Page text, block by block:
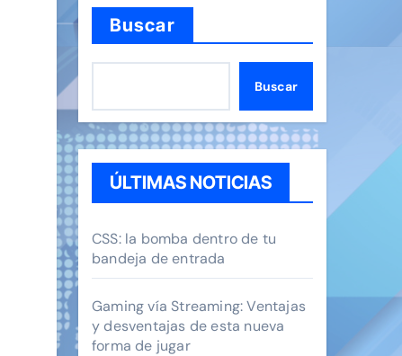
Buscar
Buscar
ÚLTIMAS NOTICIAS
CSS: la bomba dentro de tu
bandeja de entrada
Gaming vía Streaming: Ventajas
y desventajas de esta nueva
forma de jugar